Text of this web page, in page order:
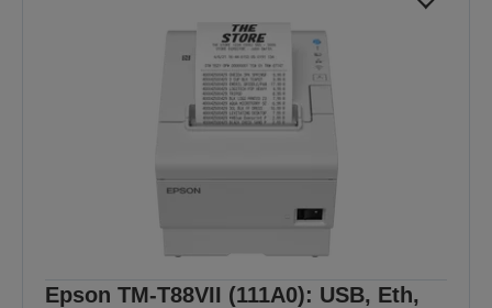
Epson TM-T88VII (111A0): USB, Eth,